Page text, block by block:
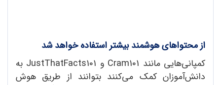
از محتواهای هوشمند بیشتر استفاده خواهد شد
کمپانی‌هایی مانند Cram101 و JustThatFacts101 به
دانش‌آموزان کمک می‌کنند بتوانند از طریق هوش